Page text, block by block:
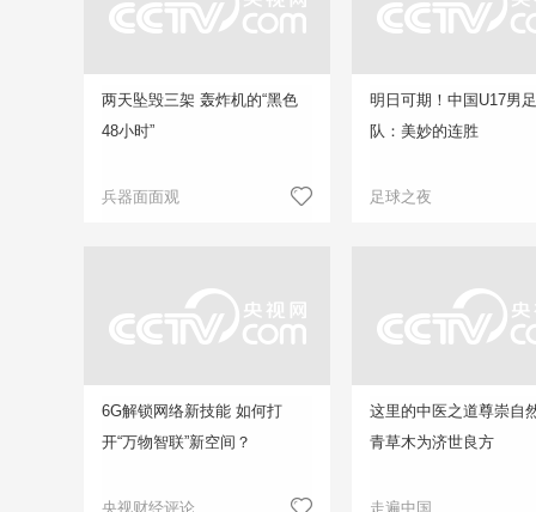
两天坠毁三架 轰炸机的“黑色
48小时”
兵器面面观
明日可期！中国U17男
队：美妙的连胜
足球之夜
6G解锁网络新技能 如何打
开“万物智联”新空间？
央视财经评论
这里的中医之道尊崇自
青草木为济世良方
走遍中国